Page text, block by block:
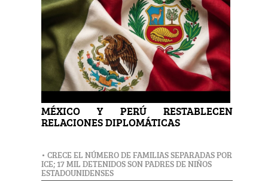
MÉXICO Y PERÚ RESTABLECEN
RELACIONES DIPLOMÁTICAS
• CRECE EL NÚMERO DE FAMILIAS SEPARADAS POR
ICE; 17 MIL DETENIDOS SON PADRES DE NIÑOS
ESTADOUNIDENSES